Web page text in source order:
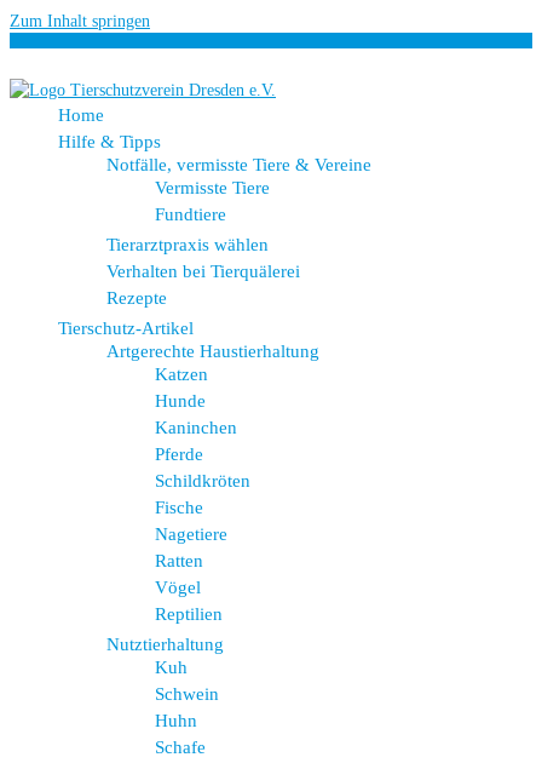
Zum Inhalt springen
Home
Hilfe & Tipps
Notfälle, vermisste Tiere & Vereine
Vermisste Tiere
Fundtiere
Tierarztpraxis wählen
Verhalten bei Tierquälerei
Rezepte
Tierschutz-Artikel
Artgerechte Haustierhaltung
Katzen
Hunde
Kaninchen
Pferde
Schildkröten
Fische
Nagetiere
Ratten
Vögel
Reptilien
Nutztierhaltung
Kuh
Schwein
Huhn
Schafe